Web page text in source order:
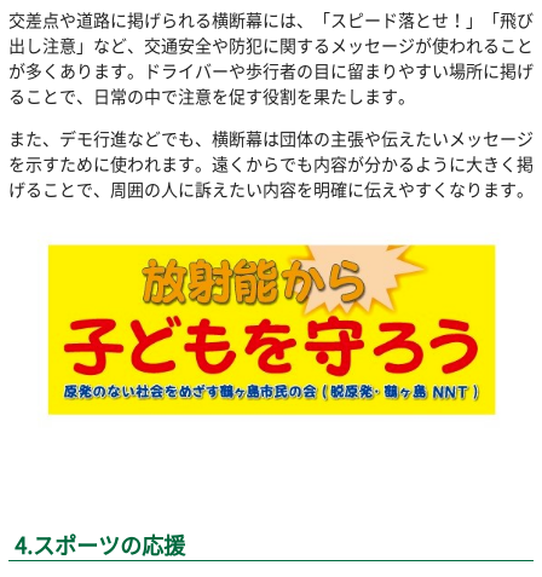
交差点や道路に掲げられる横断幕には、「スピード落とせ！」「飛び
出し注意」など、交通安全や防犯に関するメッセージが使われること
が多くあります。ドライバーや歩行者の目に留まりやすい場所に掲げ
ることで、日常の中で注意を促す役割を果たします。
また、デモ行進などでも、横断幕は団体の主張や伝えたいメッセージ
を示すために使われます。遠くからでも内容が分かるように大きく掲
げることで、周囲の人に訴えたい内容を明確に伝えやすくなります。
4.スポーツの応援